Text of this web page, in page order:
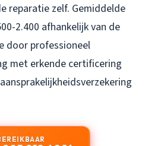
reparatie zelf. Gemiddelde
2.400 afhankelijk van de
door professioneel
met erkende certificering